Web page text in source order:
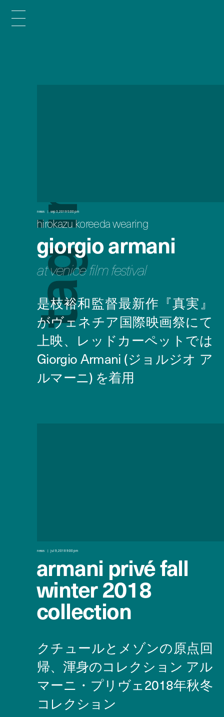
t
a
g
i
n
news sep 3, 2019 5:00 pm
hirokazu koreeda wearing
giorgio armani
at venice film festival
news jul 9, 2018 9:00 pm
armani privé fall
winter 2018
collection